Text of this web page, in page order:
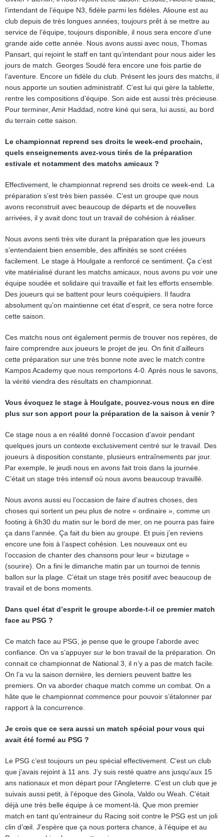
l’intendant de l’équipe N3, fidèle parmi les fidèles. Alioune est au
club depuis de très longues années, toujours prêt à se mettre au
service de l’équipe, toujours disponible, il nous sera encore d’une
grande aide cette année. Nous avons aussi avec nous, Thomas
Pansart, qui rejoint le staff en tant qu’intendant pour nous aider les
jours de match. Georges Soudé fera encore une fois partie de
l’aventure. Encore un fidèle du club. Présent les jours des matchs, il
nous apporte un soutien administratif. C’est lui qui gère la tablette,
rentre les compositions d’équipe. Son aide est aussi très précieuse.
Pour terminer, Amir Haddad, notre kiné qui sera, lui aussi, au bord
du terrain cette saison.
Le championnat reprend ses droits le week-end prochain,
quels enseignements avez-vous tirés de la préparation
estivale et notamment des matchs amicaux ?
Effectivement, le championnat reprend ses droits ce week-end. La
préparation s’est très bien passée. C’est un groupe que nous
avons reconstruit avec beaucoup de départs et de nouvelles
arrivées, il y avait donc tout un travail de cohésion à réaliser.
Nous avons senti très vite durant la préparation que les joueurs
s’entendaient bien ensemble, des affinités se sont créées
facilement. Le stage à Houlgate a renforcé ce sentiment. Ça c’est
vite matérialisé durant les matchs amicaux, nous avons pu voir une
équipe soudée et solidaire qui travaille et fait les efforts ensemble.
Des joueurs qui se battent pour leurs coéquipiers. Il faudra
absolument qu’on maintienne cet état d’esprit, ce sera notre force
cette saison.
Ces matchs nous ont également permis de trouver nos repères, de
faire comprendre aux joueurs le projet de jeu. On finit d’ailleurs
cette préparation sur une très bonne note avec le match contre
Kampos Academy que nous remportons 4-0. Après nous le savons,
la vérité viendra des résultats en championnat.
Vous évoquez le stage à Houlgate, pouvez-vous nous en dire
plus sur son apport pour la préparation de la saison à venir ?
Ce stage nous a en réalité donné l’occasion d’avoir pendant
quelques jours un contexte exclusivement centré sur le travail. Des
joueurs à disposition constante, plusieurs entraînements par jour.
Par exemple, le jeudi nous en avons fait trois dans la journée.
C’était un stage très intensif où nous avons beaucoup travaillé.
Nous avons aussi eu l’occasion de faire d’autres choses, des
choses qui sortent un peu plus de notre « ordinaire », comme un
footing à 6h30 du matin sur le bord de mer, on ne pourra pas faire
ça dans l’année. Ça fait du bien au groupe. Et puis j’en reviens
encore une fois à l’aspect cohésion. Les nouveaux ont eu
l’occasion de chanter des chansons pour leur « bizutage »
(sourire). On a fini le dimanche matin par un tournoi de tennis
ballon sur la plage. C’était un stage très positif avec beaucoup de
travail et de bons moments.
Dans quel état d’esprit le groupe aborde-t-il ce premier match
face au PSG ?
Ce match face au PSG, je pense que le groupe l’aborde avec
confiance. On va s’appuyer sur le bon travail de la préparation. On
connait ce championnat de National 3, il n’y a pas de match facile.
On l’a vu la saison dernière, les derniers peuvent battre les
premiers. On va aborder chaque match comme un combat. On a
hâte que le championnat commence pour pouvoir s’étalonner par
rapport à la concurrence.
Je crois que ce sera aussi un match spécial pour vous qui
avait été formé au PSG ?
Le PSG c’est toujours un peu spécial effectivement. C’est un club
que j’avais rejoint à 11 ans. J’y suis resté quatre ans jusqu’aux 15
ans nationaux et mon départ pour l’Angleterre. C’est un club que je
suivais aussi petit, à l’époque des Ginola, Valdo ou Weah. C’était
déjà une très belle équipe à ce moment-là. Que mon premier
match en tant qu’entraineur du Racing soit contre le PSG est un joli
clin d’œil. J’espère que ça nous portera chance, à l’équipe et au